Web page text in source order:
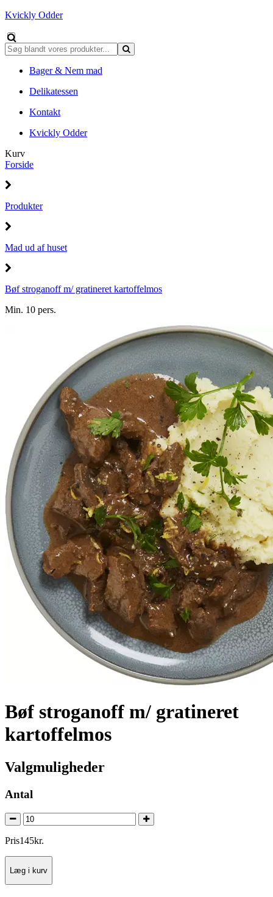
Kvickly Odder
Bager & Nem mad
Delikatessen
Kontakt
Kvickly Odder
Kurv
Forside
Produkter
Mad ud af huset
Bøf stroganoff m/ gratineret kartoffelmos
Min. 10 pers.
Bøf stroganoff m/ gratineret
kartoffelmos
Valgmuligheder
Antal
Pris145kr.
Læg i kurv